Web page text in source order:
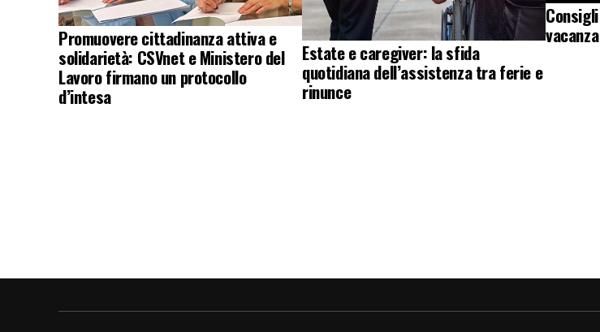
Promuovere cittadinanza attiva e
solidarietà: CSVnet e Ministero del
Lavoro firmano un protocollo
d’intesa
Estate e caregiver: la sfida
quotidiana dell’assistenza tra ferie e
rinunce
vacanza